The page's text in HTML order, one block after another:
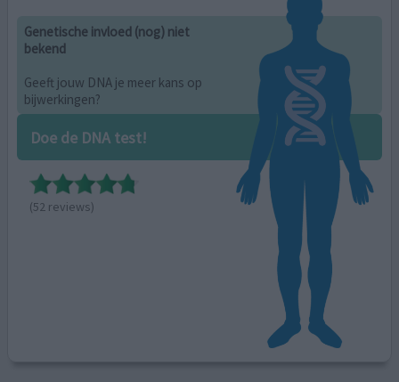
Genetische invloed (nog) niet
bekend
Geeft jouw DNA je meer kans op
bijwerkingen?
Doe de DNA test!
(52 reviews)